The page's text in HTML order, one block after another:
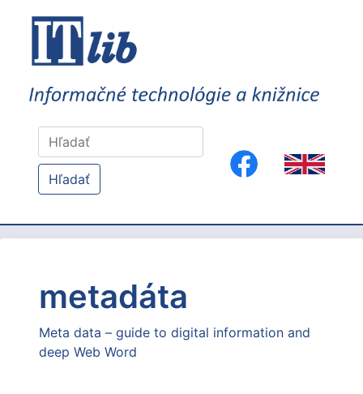
Hľadať
metadáta
Meta data – guide to digital information and
deep Web Word